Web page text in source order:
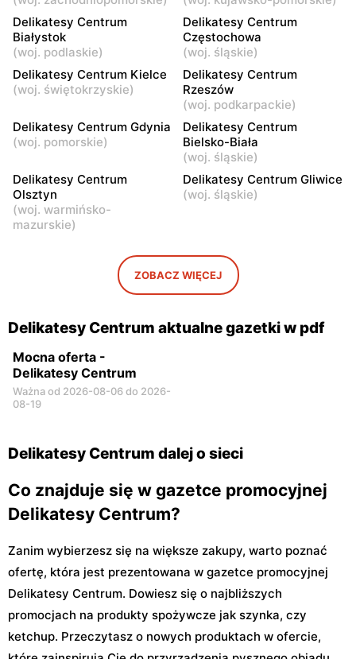
Warszawa, ul. Myśliborska
114
Reguły, ul. Regulska 49
lok.2
Delikatesy Centrum
Piastów, ul. Witolda
Pileckiego 2
Delikatesy Centrum
Warszawa, ul. Pontonierów
11
Łomianki, ul. Warszawska
27
Delikatesy Centrum
Ożarów Mazowiecki, ul.
Partyzantów 10
Delikatesy Centrum
Nowa Wola, ul. Ignacego
Krasickiego 110
Delikatesy Centrum
Konstancin-Jeziorna, ul.
Delikatesy Centrum
Białystok
(woj. podlaskie)
Delikatesy Centrum
Częstochowa
(woj. śląskie)
Delikatesy Centrum Kielce
(woj. świętokrzyskie)
Delikatesy Centrum
Rzeszów
(woj. podkarpackie)
Delikatesy Centrum Gdynia
(woj. pomorskie)
Delikatesy Centrum
Bielsko-Biała
(woj. śląskie)
Delikatesy Centrum
Olsztyn
(woj. warmińsko-
mazurskie)
Delikatesy Centrum Gliwice
(woj. śląskie)
ZOBACZ WIĘCEJ
Delikatesy Centrum aktualne gazetki w pdf
Mocna oferta -
Delikatesy Centrum
Ważna od 2026-08-06 do 2026-
08-19
Delikatesy Centrum dalej o sieci
Co znajduje się w gazetce promocyjnej
Delikatesy Centrum?
Zanim wybierzesz się na większe zakupy, warto poznać
ofertę, która jest prezentowana w gazetce promocyjnej
Delikatesy Centrum. Dowiesz się o najbliższych
promocjach na produkty spożywcze jak szynka, czy
ketchup. Przeczytasz o nowych produktach w ofercie,